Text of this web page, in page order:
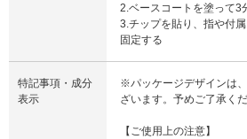
2.ベースコートを塗って3
3.チップを貼り、指や付
固定する
特記事項・成分
表示
※パッケージデザインは
ざいます。予めご了承くだ
【ご使用上の注意】